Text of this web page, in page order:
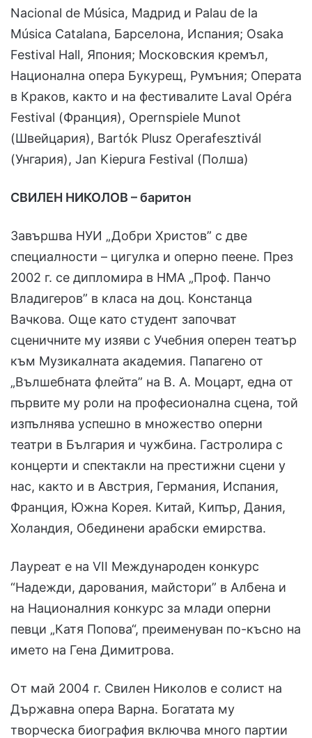
Nacional de Música, Мадрид и Palau de la
Música Catalana, Барселона, Испания; Osaka
Festival Hall, Япония; Московския кремъл,
Национална опера Букурещ, Румъния; Операта
в Краков, както и на фестивалите Laval Opéra
Festival (Франция), Opernspiele Munot
(Швейцария), Bartók Plusz Operafesztivál
(Унгария), Jan Kiepura Festival (Полша)
СВИЛЕН НИКОЛОВ – баритон
Завършва НУИ „Добри Христов” с две
специалности – цигулка и оперно пеене. През
2002 г. се дипломира в НМА „Проф. Панчо
Владигеров” в класа на доц. Констанца
Вачкова. Още като студент започват
сценичните му изяви с Учебния оперен театър
към Музикалната академия. Папагено от
„Вълшебната флейта” на В. А. Moцарт, една от
първите му роли на професионална сцена, той
изпълнява успешно в множество оперни
театри в България и чужбина. Гастролира с
концерти и спектакли на престижни сцени у
нас, както и в Австрия, Германия, Испания,
Франция, Южна Корея. Китай, Кипър, Дания,
Холандия, Обединени арабски емирства.
Лауреат е на VII Международен конкурс
“Надежди, дарования, майстори” в Албена и
на Националния конкурс за млади оперни
певци „Катя Попова“, преименуван по-късно на
името на Гена Димитрова.
От май 2004 г. Свилен Николов е солист на
Държавна опера Варна. Богатата му
творческа биография включва много партии